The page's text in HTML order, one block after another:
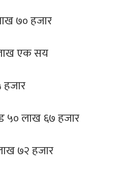
७० हजार
एक सय
५० लाख ६७ हजार
७२ हजार